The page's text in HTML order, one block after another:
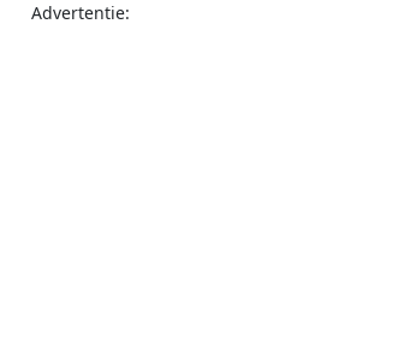
Advertentie: